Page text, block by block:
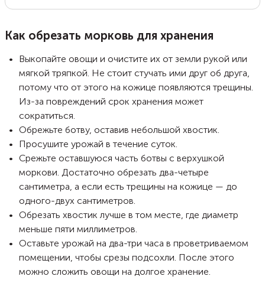
свойствах зелени и как ее можно использовать.
Как обрезать морковь для хранения
Выкопайте овощи и очистите их от земли рукой или
мягкой тряпкой. Не стоит стучать ими друг об друга,
потому что от этого на кожице появляются трещины.
Из-за повреждений срок хранения может
сократиться.
Обрежьте ботву, оставив небольшой хвостик.
Просушите урожай в течение суток.
Срежьте оставшуюся часть ботвы с верхушкой
моркови. Достаточно обрезать два-четыре
сантиметра, а если есть трещины на кожице — до
одного-двух сантиметров.
Обрезать хвостик лучше в том месте, где диаметр
меньше пяти миллиметров.
Оставьте урожай на два-три часа в проветриваемом
помещении, чтобы срезы подсохли. После этого
можно сложить овощи на долгое хранение.